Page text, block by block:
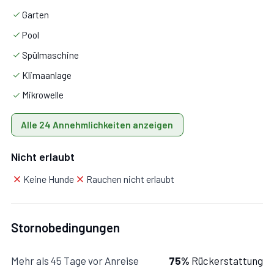
Schlafzimmer mit Bad 2:Doppelbett, WiFi Internet,
Klimaanlage, Waschbecken, WC, Bidet, Dusche.
Zusätzliche Bereiche
Mit Garten, Parkplatz.
Garten
Pool
Spülmaschine
Klimaanlage
Mikrowelle
Alle 24 Annehmlichkeiten anzeigen
Nicht erlaubt
Keine Hunde Rauchen nicht erlaubt
Stornobedingungen
Mehr als 45 Tage vor Anreise 75% Rückerstattung